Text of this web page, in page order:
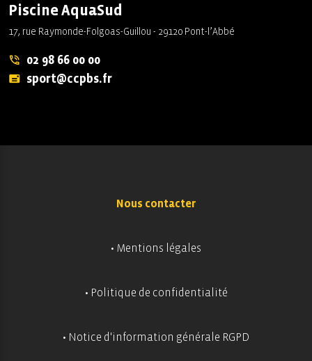
Piscine AquaSud
17, rue Raymonde-Folgoas-Guillou - 29120 Pont-l’Abbé
02 98 66 00 00
sport@ccpbs.fr
Nous contacter
• Mentions légales
• Politique de confidentialité
• Notice d'information générale RGPD